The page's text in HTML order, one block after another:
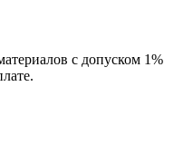
с допуском 1%